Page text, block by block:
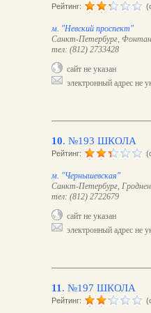
Рейтинг:
м. "Невский проспект"
Санкт-Петербург,
тел: (812) 2733428
сайт не указан
электронный адрес не
10. №193 ШКОЛА
Рейтинг:
м. "Чернышевская"
Санкт-Петербург,
тел: (812) 2722679
сайт не указан
электронный адрес не
11 . №197 ШКОЛА
Рейтинг: